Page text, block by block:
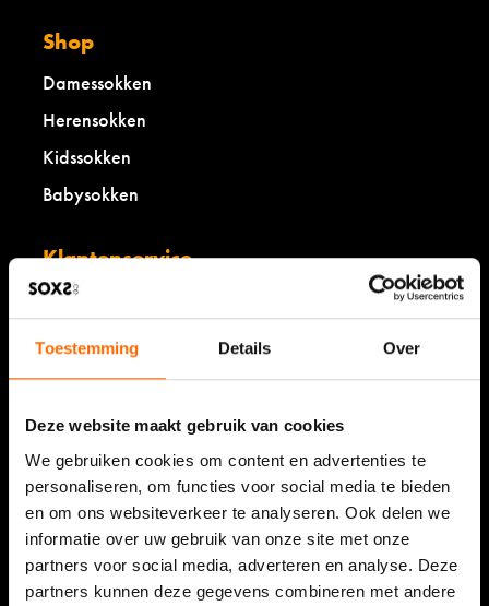
Toestemming Details Over
Deze website maakt gebruik van cookies
We gebruiken cookies om content en advertenties te
personaliseren, om functies voor social media te bieden
en om ons websiteverkeer te analyseren. Ook delen we
informatie over uw gebruik van onze site met onze
partners voor social media, adverteren en analyse. Deze
partners kunnen deze gegevens combineren met andere
Shop
Damessokken
Herensokken
Kidssokken
Babysokken
Klantenservice
Mijn account
Veelgestelde vragen & algemene voorwaarden
Verzending
Privacybeleid
Informatie
SOXS als relatiegeschenk